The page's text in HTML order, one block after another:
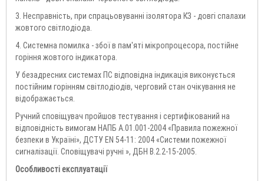
3. Несправність, при спрацьовуванні ізолятора КЗ - довгі спалахи
жовтого світлодіода.
4. Системна помилка - збої в пам'яті мікропроцесора, постійне
горіння жовтого індикатора.
У безадресних системах ПС відповідна індикація виконується
постійним горінням світлодіодів, черговий стан очікування не
відображається.
Ручний сповіщувач пройшов тестування і сертифікований на
відповідність вимогам НАПБ А.01.001-2004 «Правила пожежної
безпеки в Україні», ДСТУ EN 54-11: 2004 «Системи пожежної
сигналізації. Сповіщувачі ручні », ДБН В.2.2-15-2005.
Особливості експлуатації